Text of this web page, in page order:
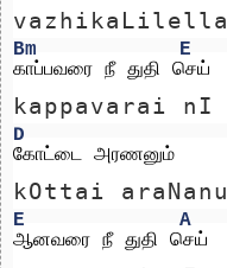
Bm
E
காப்பவரை நீ துதி செய்
kappavarai
D
கோட்டை அரணனும்
kOttai
E A
ஆனவரை நீ துதி செய்